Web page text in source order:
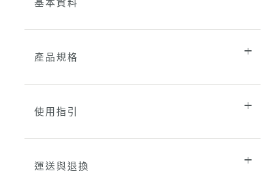
產品規格
使用指引
運送與退換